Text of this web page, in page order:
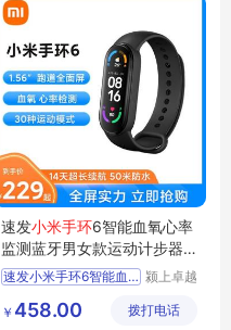
速发小米手环6智能血氧心率
监测蓝牙男女款运动计步器
支付宝天气
速发小米手环6智能血氧心 颍上卓越
有限公司
￥ 458.00 拨打电话